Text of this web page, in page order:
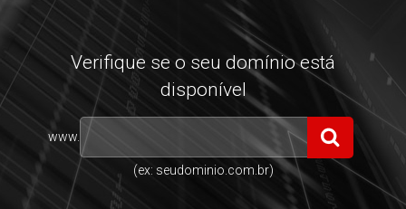
Verifique se o seu domínio está
disponível
www.
(ex: seudominio.com.br)